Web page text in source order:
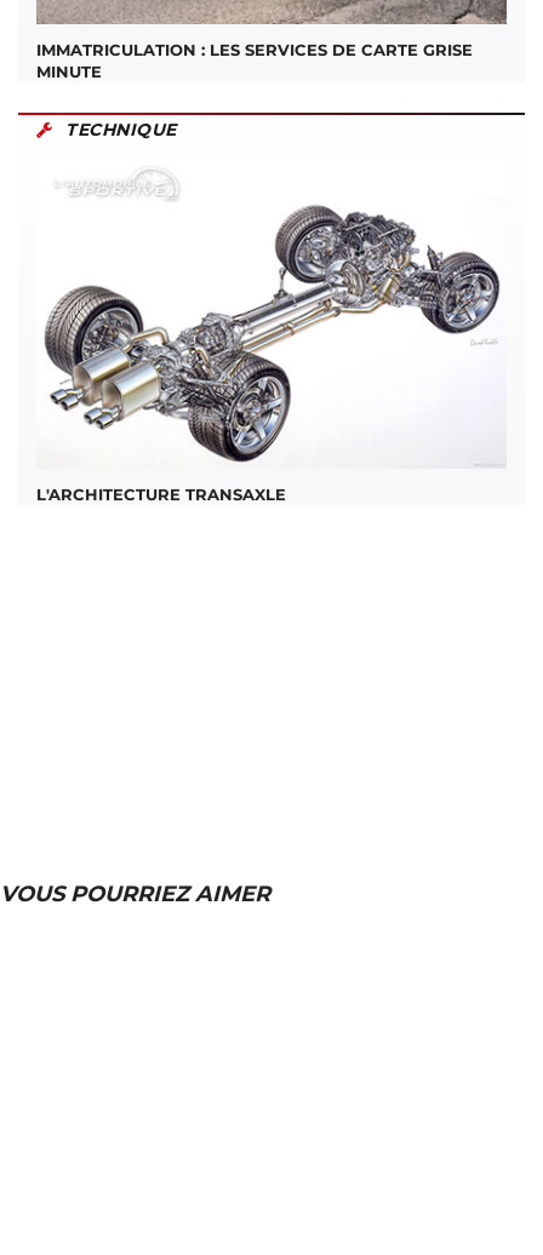
IMMATRICULATION : LES SERVICES DE CARTE GRISE
MINUTE
TECHNIQUE
L'ARCHITECTURE TRANSAXLE
VOUS POURRIEZ AIMER